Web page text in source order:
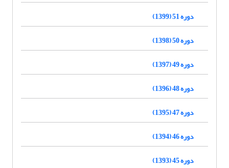
دوره 51 (1399)
دوره 50 (1398)
دوره 49 (1397)
دوره 48 (1396)
دوره 47 (1395)
دوره 46 (1394)
دوره 45 (1393)